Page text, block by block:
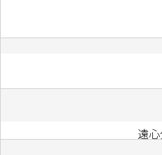
遠